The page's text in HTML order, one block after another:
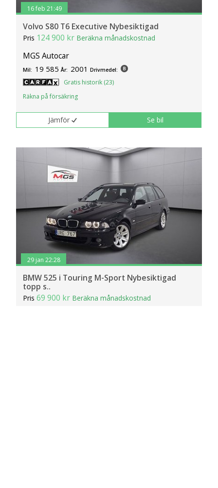
16 feb 21:49
Volvo S80 T6 Executive Nybesiktigad
Pris 124 900 kr Beräkna månadskostnad
MGS Autocar
Mil: 19 585 År: 2001 Drivmedel:
Gratis historik (23)
Räkna på försäkring
Jämför Se bil
29 jan 22:28
BMW 525 i Touring M-Sport Nybesiktigad
topp s..
Pris69 900 kr Beräkna månadskostnad